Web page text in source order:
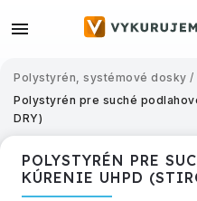
Polystyrén, systémové dosky /
Polystyrén pre suché
DRY)
POLYSTYRÉN PRE
KÚRENIE UHPD